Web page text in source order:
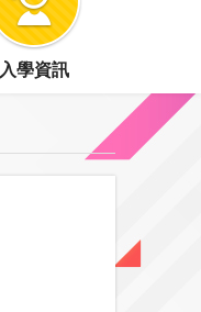
入學資訊